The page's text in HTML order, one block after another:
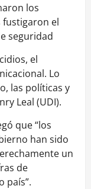
los
fustigaron el
seguridad
el
Lo
las políticas y
Leal (UDI).
que “los
han sido
un
de
país”.